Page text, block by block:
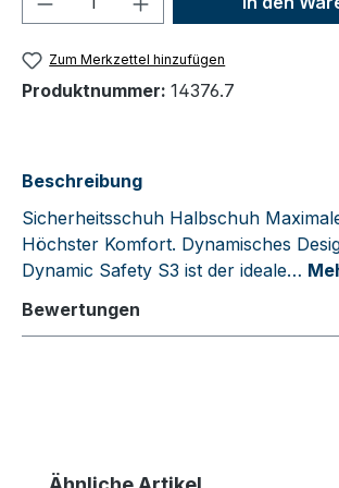
Zum Merkzettel hinzufügen
Produktnummer: 14376.7
Beschreibung
Sicherheitsschuh Halbschuh
Höchster Komfort. Dynamisches
Dynamic Safety S3 ist der ideale…
Bewertungen
Produktgalerie überspringen